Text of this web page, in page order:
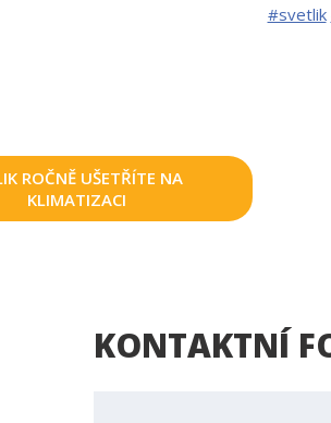
#svetlik
ROČNĚ UŠETŘÍTE NA
KLIMATIZACI
KONTAKTNÍ